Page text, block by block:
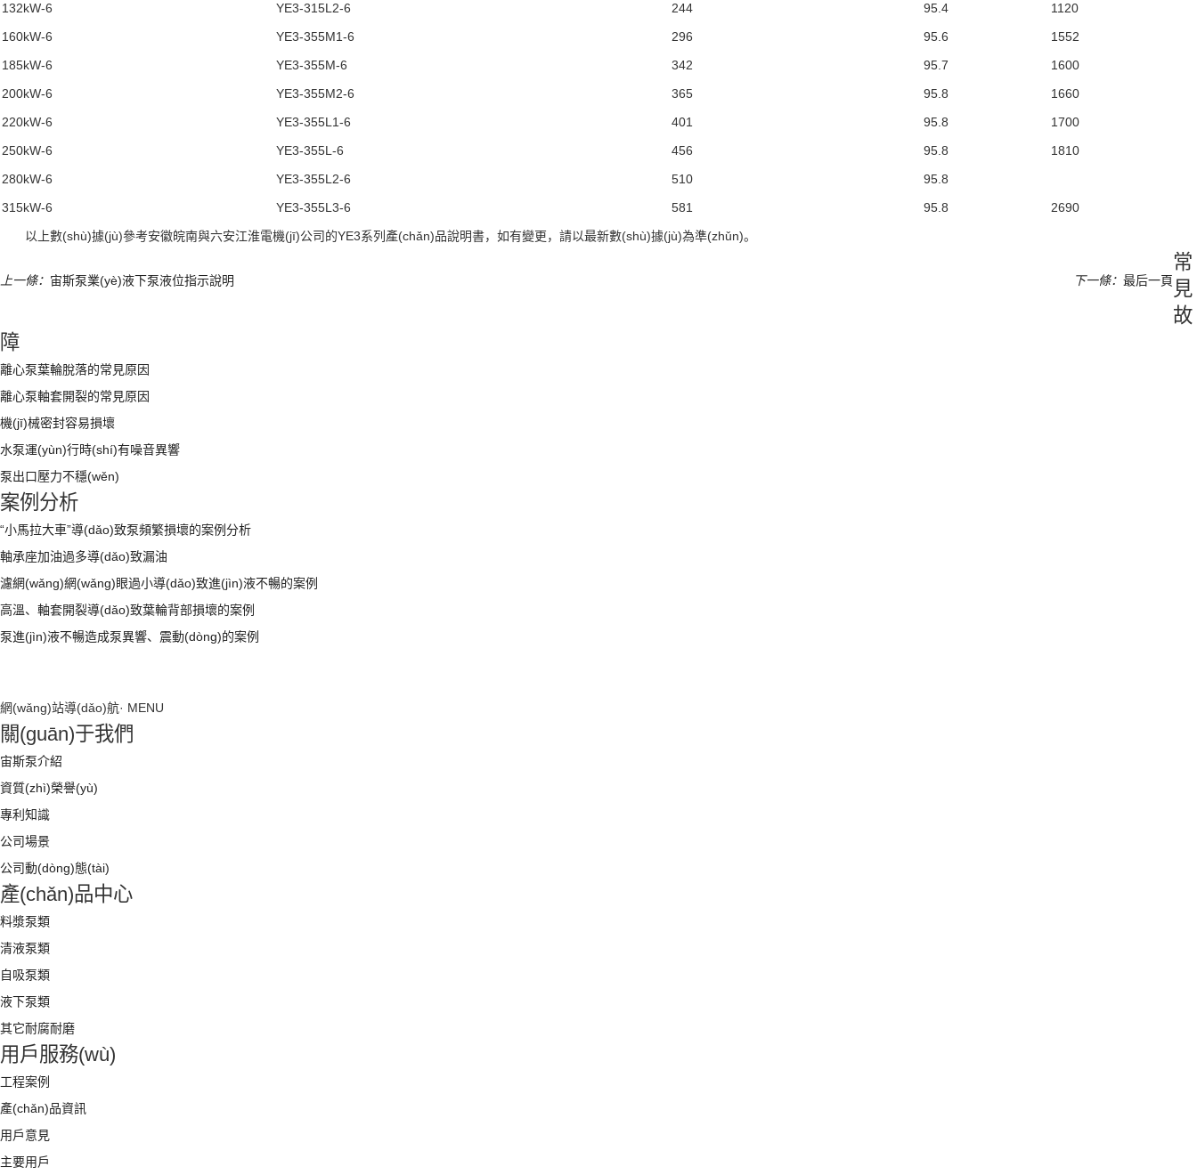
132kW-6
YE3-315L2-6 244 95.4
1120
160kW-6
YE3-355M1-6 296 95.6
1552
185kW-6
YE3-355M-6 342 95.7
1600
200kW-6
YE3-355M2-6 365 95.8
1660
220kW-6
YE3-355L1-6 401 95.8
1700
250kW-6
YE3-355L-6 456 95.8
1810
280kW-6
YE3-355L2-6 510
95.8
315kW-6
YE3-355L3-6 581 95.8
2690
以上數(shù)據(jù)參考安徽皖南與六安江淮電機(jī)公司的YE3系列產(chǎn)品說明書，如有變更，請以最新數(shù)據(jù)為準(zhǔn)。
上一條： 宙斯泵業(yè)液下泵液位指示說明 下一條：最后一頁
常
見
故
障
離心泵葉輪脫落的常見原因
離心泵軸套開裂的常見原因
機(jī)械密封容易損壞
水泵運(yùn)行時(shí)有噪音異響
泵出口壓力不穩(wěn)
案例分析
“小馬拉大車”導(dǎo)致泵頻繁損壞的案例分析
軸承座加油過多導(dǎo)致漏油
濾網(wǎng)網(wǎng)眼過小導(dǎo)致進(jìn)液不暢的案例
高溫、軸套開裂導(dǎo)致葉輪背部損壞的案例
泵進(jìn)液不暢造成泵異響、震動(dòng)的案例
網(wǎng)站導(dǎo)航· MENU
關(guān)于我們
宙斯泵介紹
資質(zhì)榮譽(yù)
專利知識
公司場景
公司動(dòng)態(tài)
產(chǎn)品中心
料漿泵類
清液泵類
自吸泵類
液下泵類
其它耐腐耐磨
用戶服務(wù)
工程案例
產(chǎn)品資訊
用戶意見
主要用戶